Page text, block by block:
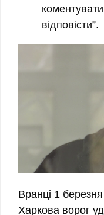
відповісти”.
Вранці 1
Харкова ворог